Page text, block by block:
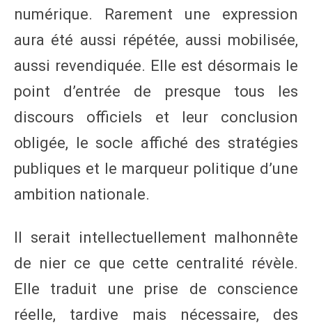
numérique. Rarement une expression
aura été aussi répétée, aussi mobilisée,
aussi revendiquée. Elle est désormais le
point d’entrée de presque tous les
discours officiels et leur conclusion
obligée, le socle affiché des stratégies
publiques et le marqueur politique d’une
ambition nationale.
Il serait intellectuellement malhonnête
de nier ce que cette centralité révèle.
Elle traduit une prise de conscience
réelle, tardive mais nécessaire, des